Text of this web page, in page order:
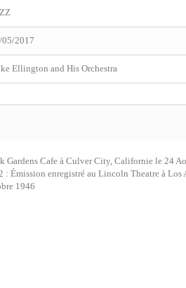
05/2017
Ellington and His Orchestra
Gardens Cafe à Culver City, Californie le 24
Émission enregistré au Lincoln Theatre à
1946